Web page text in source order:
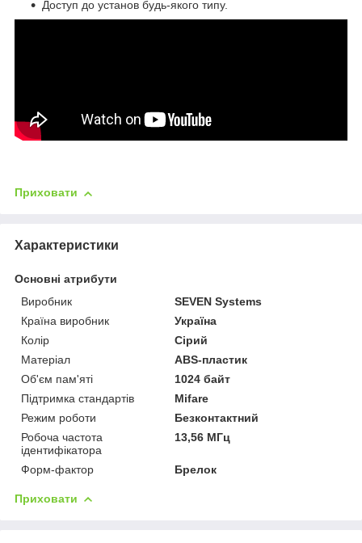
Доступ до установ будь-якого типу.
Приховати
Характеристики
Основні атрибути
Виробник
SEVEN Systems
Країна виробник
Україна
Колір
Сірий
Матеріал
ABS-пластик
Об'єм пам'яті
1024 байт
Підтримка стандартів
Mifare
Режим роботи
Безконтактний
Робоча частота
ідентифікатора
13,56 МГц
Форм-фактор Брелок
Приховати